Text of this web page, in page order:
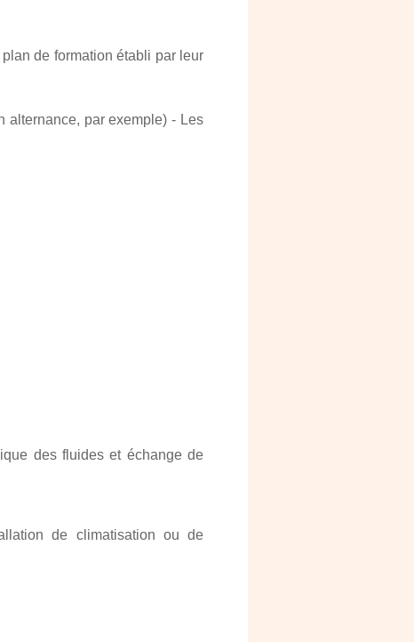
de formation établi par leur
alternance, par exemple) - Les
des fluides et échange de
de climatisation ou de